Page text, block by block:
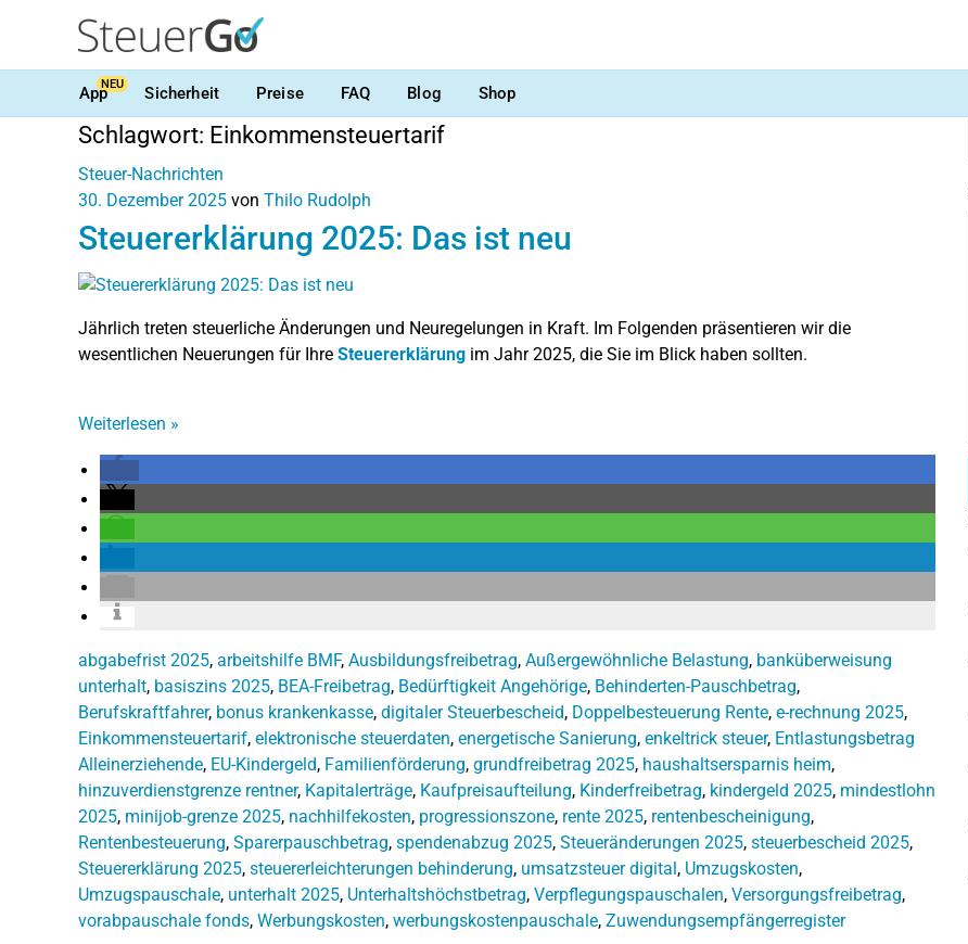
AppNEU Sicherheit Preise FAQ Blog Shop
Schlagwort: Einkommensteuertarif
Steuer-Nachrichten
30. Dezember 2025 von Thilo Rudolph
Steuererklärung 2025: Das ist neu
Jährlich treten steuerliche Änderungen und Neuregelungen in Kraft. Im Folgenden präsentieren wir die
wesentlichen Neuerungen für Ihre Steuererklärung im Jahr 2025, die Sie im Blick haben sollten.
Weiterlesen »
abgabefrist 2025, arbeitshilfe BMF, Ausbildungsfreibetrag, Außergewöhnliche Belastung, banküberweisung
unterhalt, basiszins 2025, BEA-Freibetrag, Bedürftigkeit Angehörige, Behinderten-Pauschbetrag,
Berufskraftfahrer, bonus krankenkasse, digitaler Steuerbescheid, Doppelbesteuerung Rente, e-rechnung 2025,
Einkommensteuertarif, elektronische steuerdaten, energetische Sanierung, enkeltrick steuer, Entlastungsbetrag
Alleinerziehende, EU-Kindergeld, Familienförderung, grundfreibetrag 2025, haushaltsersparnis heim,
hinzuverdienstgrenze rentner, Kapitalerträge, Kaufpreisaufteilung, Kinderfreibetrag, kindergeld 2025, mindestlohn
2025, minijob-grenze 2025, nachhilfekosten, progressionszone, rente 2025, rentenbescheinigung,
Rentenbesteuerung, Sparerpauschbetrag, spendenabzug 2025, Steueränderungen 2025, steuerbescheid 2025,
Steuererklärung 2025, steuererleichterungen behinderung, umsatzsteuer digital, Umzugskosten,
Umzugspauschale, unterhalt 2025, Unterhaltshöchstbetrag, Verpflegungspauschalen, Versorgungsfreibetrag,
vorabpauschale fonds, Werbungskosten, werbungskostenpauschale, Zuwendungsempfängerregister